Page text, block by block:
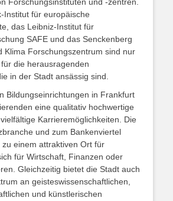
Institut für europäische
das Leibniz-Institut für
SAFE und das Senckenberg
Klima Forschungszentrum sind nur
die herausragenden
in der Stadt ansässig sind.
Bildungseinrichtungen in Frankfurt
eine qualitativ hochwertige
Karrieremöglichkeiten. Die
und zum Bankenviertel
einem attraktiven Ort für
für Wirtschaft, Finanzen oder
Gleichzeitig bietet die Stadt auch
an geisteswissenschaftlichen,
und künstlerischen